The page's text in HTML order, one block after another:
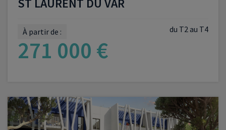
ST LAURENT DU VAR
du T2 au T4
À partir de :
271 000 €
VOIR LE PROGRAMME